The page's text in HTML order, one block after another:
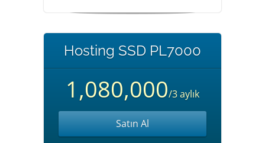
Hosting SSD PL7000
1,080,000/3 aylık
Satın Al